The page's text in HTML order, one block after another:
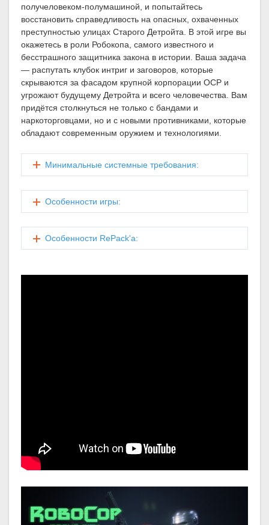
получеловеком-полумашиной, и попытайтесь
восстановить справедливость на опасных, охваченных
преступностью улицах Старого Детройта. В этой игре вы
окажетесь в роли Робокопа, самого известного и
бесстрашного защитника закона в истории. Ваша задача
— распутать клубок интриг и заговоров, которые
скрываются за фасадом крупной корпорации OCP и
угрожают будущему Детройта и всего человечества. Вам
придётся столкнуться не только с бандами и
наркоторговцами, но и с новыми противниками, которые
обладают современным оружием и технологиями.
Минимальные системные требования:
Особенности игры:
Особенности RePack'а: